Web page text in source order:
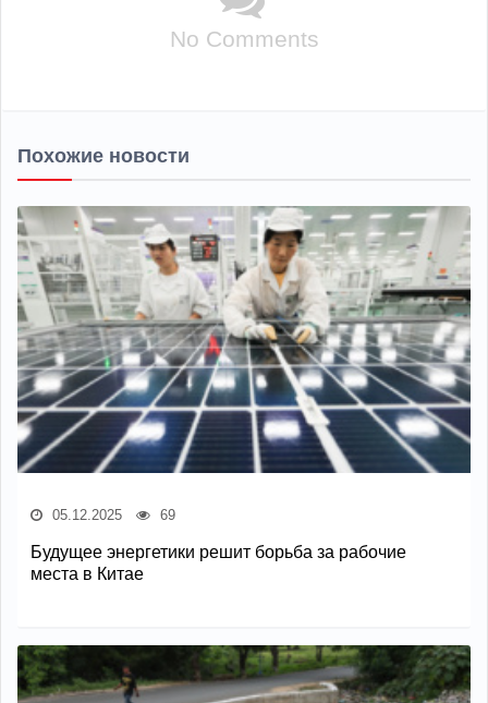
No Comments
Похожие новости
05.12.2025 69
Будущее энергетики решит борьба за рабочие
места в Китае